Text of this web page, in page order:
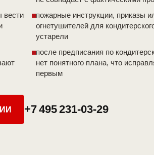
вести
пожарные инструкции, приказы
огнетушителей для
устарели
после предписания по
нет понятного плана, что
первым
+7 495 231-03-29